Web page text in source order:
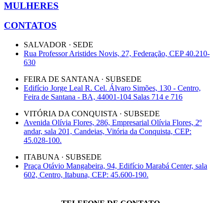
MULHERES
CONTATOS
SALVADOR · SEDE
Rua Professor Aristides Novis, 27, Federação, CEP 40.210-
630
FEIRA DE SANTANA · SUBSEDE
Edifício Jorge Leal R. Cel. Álvaro Simões, 130 - Centro,
Feira de Santana - BA, 44001-104 Salas 714 e 716
VITÓRIA DA CONQUISTA · SUBSEDE
Avenida Olívia Flores, 286, Empresarial Olívia Flores, 2º
andar, sala 201, Candeias, Vitória da Conquista, CEP:
45.028-100.
ITABUNA · SUBSEDE
Praça Otávio Mangabeira, 94, Edifício Marabá Center, sala
602, Centro, Itabuna, CEP: 45.600-190.